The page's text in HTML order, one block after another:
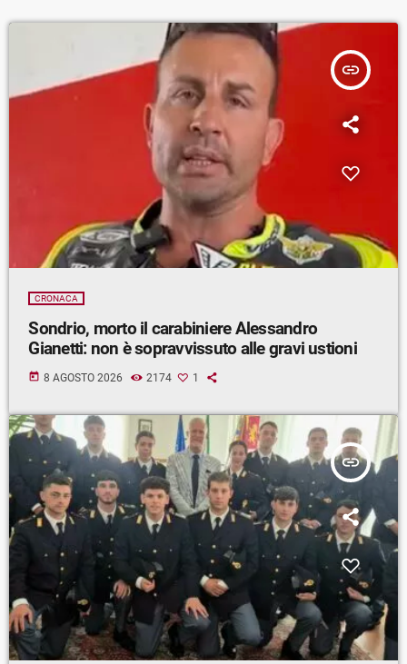
insert_link
CRONACA
Sondrio, morto il carabiniere Alessandro
Gianetti: non è sopravvissuto alle gravi ustioni
today 8 AGOSTO 2026 2174 1
insert_link